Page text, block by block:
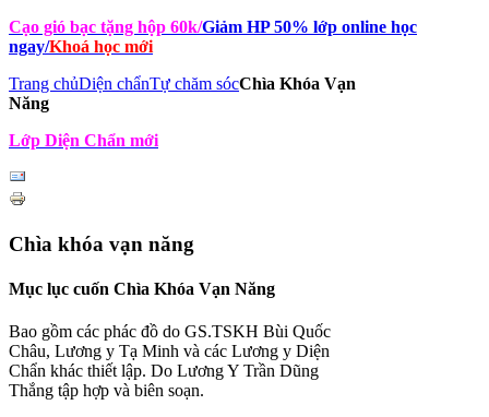
Cạo gió bạc tặng hộp 60k/Giảm HP 50% lớp online học
ngay/Khoá học mới
Trang chủDiện chẩnTự chăm sócChìa Khóa Vạn
Năng
Lớp Diện Chẩn mới
Chìa khóa vạn năng
Mục lục cuốn Chìa Khóa Vạn Năng
Bao gồm các phác đồ do GS.TSKH Bùi Quốc
Châu, Lương y Tạ Minh và các Lương y Diện
Chẩn khác thiết lập. Do Lương Y Trần Dũng
Thắng tập hợp và biên soạn.